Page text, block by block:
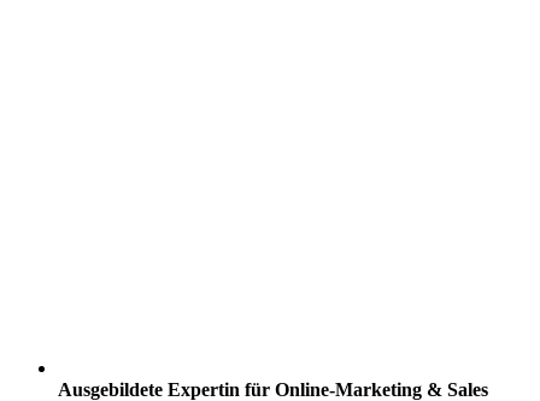
Ausgebildete Expertin für Online-Marketing & Sales